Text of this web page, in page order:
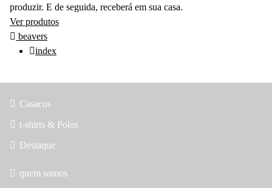
produzir. E de seguida, receberá em sua casa.
Ver produtos
beavers
index
Casacos
t-shirts & Polos
Destaque
quem somos